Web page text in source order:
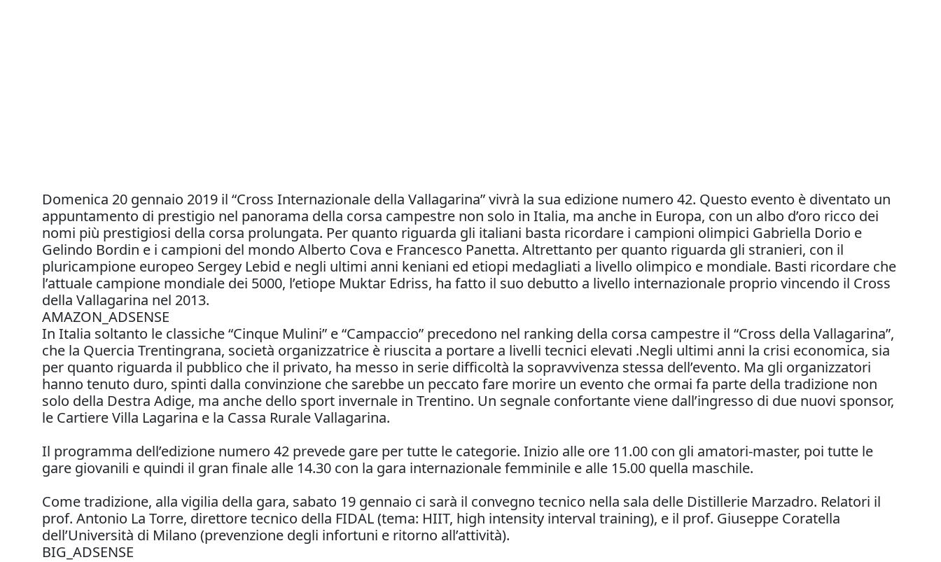
Domenica 20 gennaio 2019 il “Cross Internazionale della Vallagarina” vivrà la sua edizione numero 42. Questo evento è diventato un
appuntamento di prestigio nel panorama della corsa campestre non solo in Italia, ma anche in Europa, con un albo d’oro ricco dei
nomi più prestigiosi della corsa prolungata. Per quanto riguarda gli italiani basta ricordare i campioni olimpici Gabriella Dorio e
Gelindo Bordin e i campioni del mondo Alberto Cova e Francesco Panetta. Altrettanto per quanto riguarda gli stranieri, con il
pluricampione europeo Sergey Lebid e negli ultimi anni keniani ed etiopi medagliati a livello olimpico e mondiale. Basti ricordare che
l’attuale campione mondiale dei 5000, l’etiope Muktar Edriss, ha fatto il suo debutto a livello internazionale proprio vincendo il Cross
della Vallagarina nel 2013.
AMAZON_ADSENSE
In Italia soltanto le classiche “Cinque Mulini” e “Campaccio” precedono nel ranking della corsa campestre il “Cross della Vallagarina”,
che la Quercia Trentingrana, società organizzatrice è riuscita a portare a livelli tecnici elevati .Negli ultimi anni la crisi economica, sia
per quanto riguarda il pubblico che il privato, ha messo in serie difficoltà la sopravvivenza stessa dell’evento. Ma gli organizzatori
hanno tenuto duro, spinti dalla convinzione che sarebbe un peccato fare morire un evento che ormai fa parte della tradizione non
solo della Destra Adige, ma anche dello sport invernale in Trentino. Un segnale confortante viene dall’ingresso di due nuovi sponsor,
le Cartiere Villa Lagarina e la Cassa Rurale Vallagarina.
Il programma dell’edizione numero 42 prevede gare per tutte le categorie. Inizio alle ore 11.00 con gli amatori-master, poi tutte le
gare giovanili e quindi il gran finale alle 14.30 con la gara internazionale femminile e alle 15.00 quella maschile.
Come tradizione, alla vigilia della gara, sabato 19 gennaio ci sarà il convegno tecnico nella sala delle Distillerie Marzadro. Relatori il
prof. Antonio La Torre, direttore tecnico della FIDAL (tema: HIIT, high intensity interval training), e il prof. Giuseppe Coratella
dell’Università di Milano (prevenzione degli infortuni e ritorno all’attività).
BIG_ADSENSE